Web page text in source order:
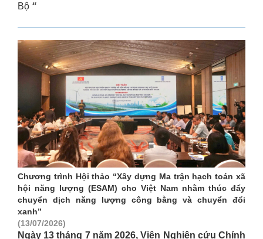
Bộ “
Chương trình Hội thảo “Xây dựng Ma trận hạch toán xã
hội năng lượng (ESAM) cho Việt Nam nhằm thúc đẩy
chuyển dịch năng lượng công bằng và chuyển đổi
xanh”
(13/07/2026)
Ngày 13 tháng 7 năm 2026, Viện Nghiên cứu Chính